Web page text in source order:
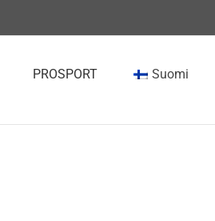
PROSPORT Suomi